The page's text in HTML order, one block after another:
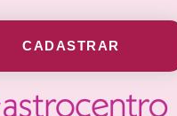
CADASTRAR